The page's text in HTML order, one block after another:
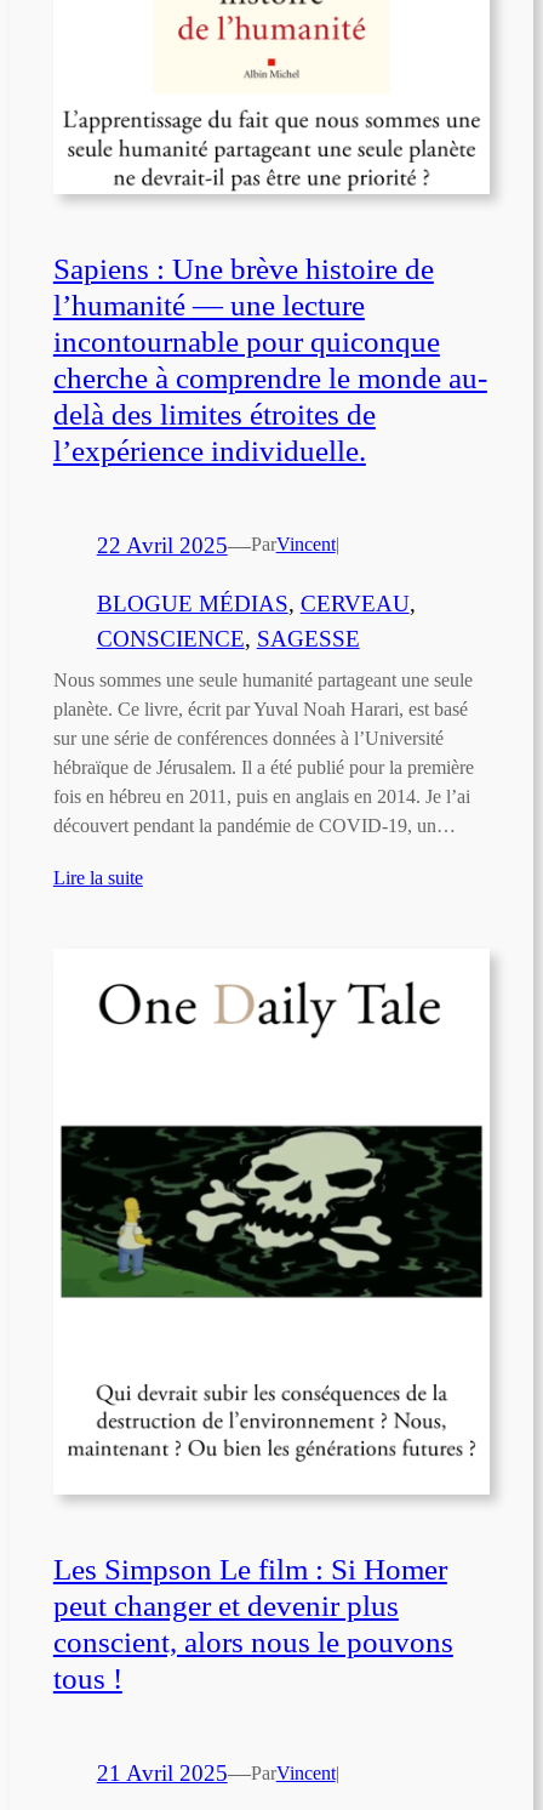
Sapiens : Une brève histoire de
l’humanité — une lecture
incontournable pour quiconque
cherche à comprendre le monde au-
delà des limites étroites de
l’expérience individuelle.
22 Avril 2025—ParVincent|
BLOGUE MÉDIAS, CERVEAU
CONSCIENCE, SAGESSE
Nous sommes une seule humanité partageant une seule
planète. Ce livre, écrit par Yuval Noah Harari, est basé
sur une série de conférences données à l’Université
hébraïque de Jérusalem. Il a été publié pour la première
fois en hébreu en 2011, puis en anglais en 2014. Je l’ai
découvert pendant la pandémie de COVID-19, un…
Lire la suite
Les Simpson Le film : Si Homer
peut changer et devenir plus
conscient, alors nous le pouvons
tous !
21 Avril 2025—ParVincent|